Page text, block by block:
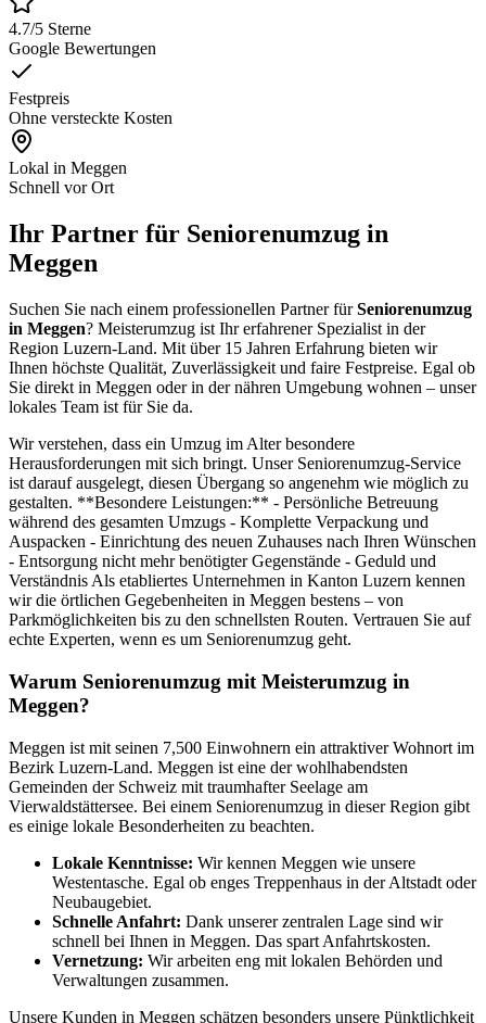
4.7/5 Sterne
Google Bewertungen
Festpreis
Ohne versteckte Kosten
Lokal in Meggen
Schnell vor Ort
Ihr Partner für Seniorenumzug in
Meggen
Suchen Sie nach einem professionellen Partner fürSeniorenumzug
in Meggen? Meisterumzug ist Ihr erfahrener Spezialist in der
Region Luzern-Land. Mit über 15 Jahren Erfahrung bieten wir
Ihnen höchste Qualität, Zuverlässigkeit und faire Festpreise. Egal ob
Sie direkt in Meggen oder in der nähren Umgebung wohnen – unser
lokales Team ist für Sie da.
Wir verstehen, dass ein Umzug im Alter besondere
Herausforderungen mit sich bringt. Unser Seniorenumzug-Service
ist darauf ausgelegt, diesen Übergang so angenehm wie möglich zu
gestalten. **Besondere Leistungen:** - Persönliche Betreuung
während des gesamten Umzugs - Komplette Verpackung und
Auspacken - Einrichtung des neuen Zuhauses nach Ihren Wünschen
- Entsorgung nicht mehr benötigter Gegenstände - Geduld und
Verständnis Als etabliertes Unternehmen in Kanton Luzern kennen
wir die örtlichen Gegebenheiten in Meggen bestens – von
Parkmöglichkeiten bis zu den schnellsten Routen. Vertrauen Sie auf
echte Experten, wenn es um Seniorenumzug geht.
Warum Seniorenumzug mit Meisterumzug in
Meggen?
Meggen ist mit seinen 7,500 Einwohnern ein attraktiver Wohnort im
Bezirk Luzern-Land. Meggen ist eine der wohlhabendsten
Gemeinden der Schweiz mit traumhafter Seelage am
Vierwaldstättersee. Bei einem Seniorenumzug in dieser Region gibt
es einige lokale Besonderheiten zu beachten.
Lokale Kenntnisse: Wir kennen Meggen wie unsere
Westentasche. Egal ob enges Treppenhaus in der Altstadt oder
Neubaugebiet.
Schnelle Anfahrt: Dank unserer zentralen Lage sind wir
schnell bei Ihnen in Meggen. Das spart Anfahrtskosten.
Vernetzung: Wir arbeiten eng mit lokalen Behörden und
Verwaltungen zusammen.
Unsere Kunden in Meggen schätzen besonders unsere Pünktlichkeit